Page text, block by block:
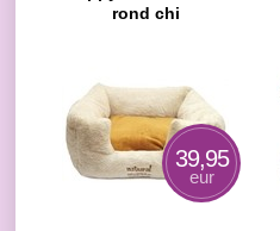
rond chi
39,95
eur